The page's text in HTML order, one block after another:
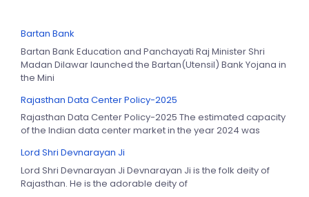
Bartan Bank
Bartan Bank Education and Panchayati Raj Minister Shri
Madan Dilawar launched the Bartan(Utensil) Bank Yojana in
the Mini
Rajasthan Data Center Policy-2025
Rajasthan Data Center Policy-2025 The estimated capacity
of the Indian data center market in the year 2024 was
Lord Shri Devnarayan Ji
Lord Shri Devnarayan Ji Devnarayan Ji is the folk deity of
Rajasthan. He is the adorable deity of